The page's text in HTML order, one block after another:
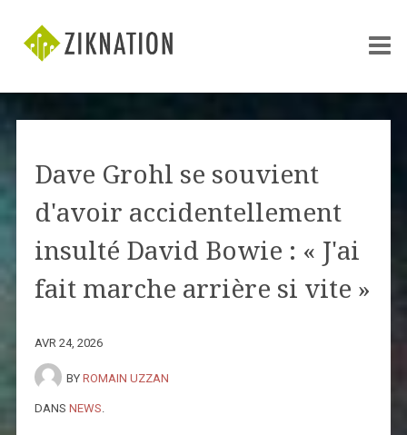
Dave Grohl se souvient
d'avoir accidentellement
insulté David Bowie : « J'ai
fait marche arrière si vite »
AVR 24, 2026
BY ROMAIN UZZAN
DANS NEWS